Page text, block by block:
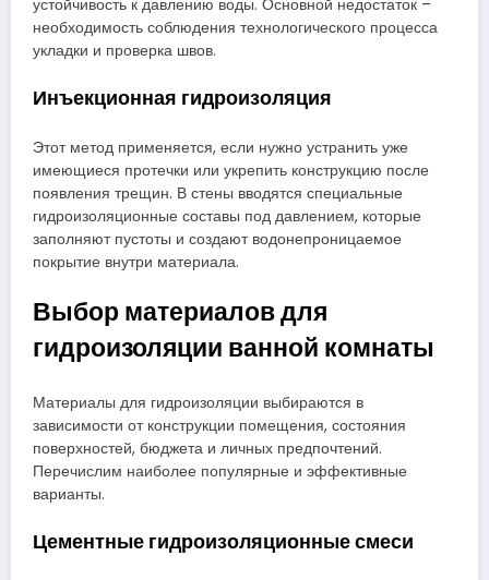
устойчивость к давлению воды. Основной недостаток –
необходимость соблюдения технологического процесса
укладки и проверка швов.
Инъекционная гидроизоляция
Этот метод применяется, если нужно устранить уже
имеющиеся протечки или укрепить конструкцию после
появления трещин. В стены вводятся специальные
гидроизоляционные составы под давлением, которые
заполняют пустоты и создают водонепроницаемое
покрытие внутри материала.
Выбор материалов для
гидроизоляции ванной комнаты
Материалы для гидроизоляции выбираются в
зависимости от конструкции помещения, состояния
поверхностей, бюджета и личных предпочтений.
Перечислим наиболее популярные и эффективные
варианты.
Цементные гидроизоляционные смеси